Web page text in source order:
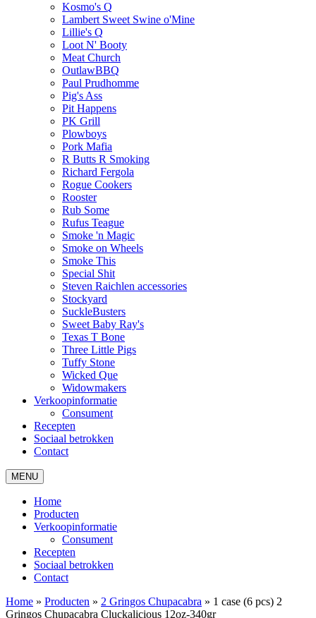
Kosmo's Q
Lambert Sweet Swine o'Mine
Lillie's Q
Loot N' Booty
Meat Church
OutlawBBQ
Paul Prudhomme
Pig's Ass
Pit Happens
PK Grill
Plowboys
Pork Mafia
R Butts R Smoking
Richard Fergola
Rogue Cookers
Rooster
Rub Some
Rufus Teague
Smoke 'n Magic
Smoke on Wheels
Smoke This
Special Shit
Steven Raichlen accessories
Stockyard
SuckleBusters
Sweet Baby Ray's
Texas T Bone
Three Little Pigs
Tuffy Stone
Wicked Que
Widowmakers
Verkoopinformatie
Consument
Recepten
Sociaal betrokken
Contact
MENU
Home
Producten
Verkoopinformatie
Consument
Recepten
Sociaal betrokken
Contact
Home » Producten » 2 Gringos Chupacabra » 1 case (6 pcs) 2
Gringos Chupacabra Cluckalicious 12oz-340gr